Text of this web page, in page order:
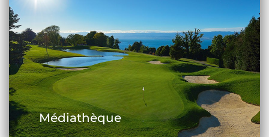
Médiathèque